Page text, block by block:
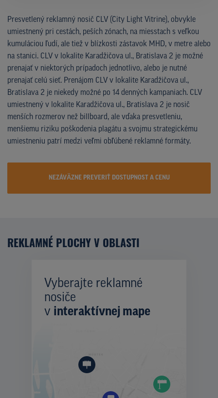
Presvetlený reklamný nosič CLV (City Light Vitrine), obvykle
umiestnený pri cestách, peších zónach, na miesstach s veľkou
kumuláciou ľudí, ale tiež v blízkosti zástavok MHD, v metre alebo
na stanici. CLV v lokalite Karadžičova ul., Bratislava 2 je možné
prenajať v niektorých prípadoch jednotlivo, alebo je nutné
prenajať celú sieť. Prenájom CLV v lokalite Karadžičova ul.,
Bratislava 2 je niekedy možné po 14 denných kampaniach. CLV
umiestnený v lokalite Karadžičova ul., Bratislava 2 je nosič
menších rozmerov než billboard, ale vďaka presvetleniu,
menšiemu riziku poškodenia plagátu a svojmu strategickému
umiestneniu patrí medzi veľmi obľúbené reklamné formáty.
NEZÁVÄZNE PREVERIŤ DOSTUPNOST A CENU
REKLAMNÉ PLOCHY V OBLASTI
Vyberajte reklamné
nosiče
v interaktívnej mape